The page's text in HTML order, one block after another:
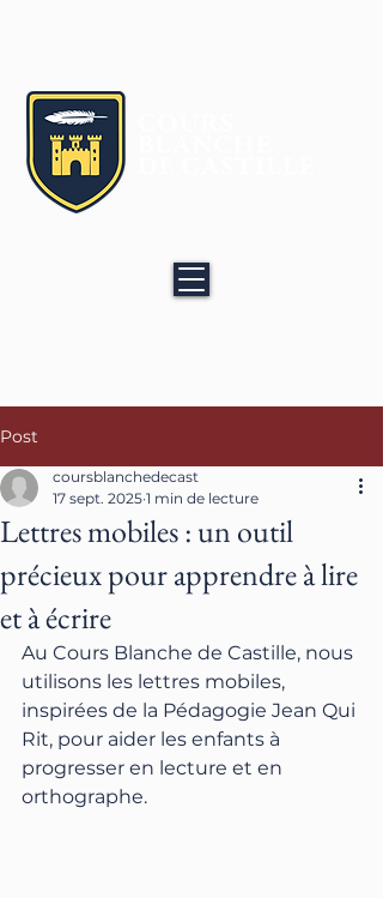
Post
Lettres mobiles : un outil
précieux pour apprendre à lire
et à écrire
coursblanchedecast
17 sept. 2025 1 min de lecture
Au Cours Blanche de Castille, nous
utilisons les lettres mobiles,
inspirées de la Pédagogie Jean Qui
Rit, pour aider les enfants à
progresser en lecture et en
orthographe.